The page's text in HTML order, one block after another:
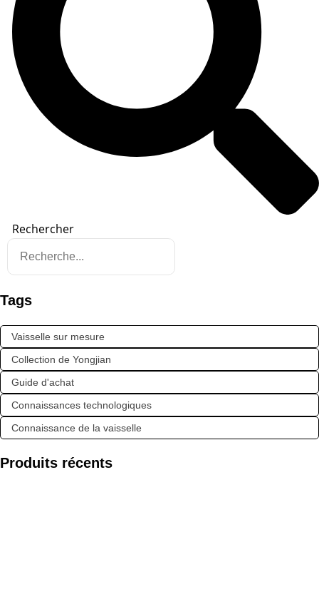
Rechercher
Tags
Vaisselle sur mesure
Collection de Yongjian
Guide d'achat
Connaissances technologiques
Connaissance de la vaisselle
Produits récents